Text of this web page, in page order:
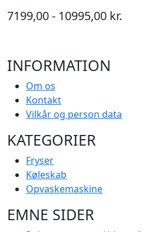
7199,00 - 10995,00 kr.
INFORMATION
Om os
Kontakt
Vilkår og person data
KATEGORIER
Fryser
Køleskab
Opvaskemaskine
EMNE SIDER